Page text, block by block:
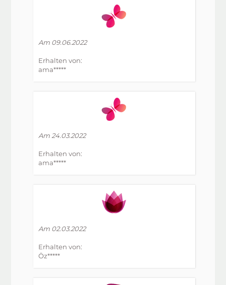
Am 09.06.2022
Erhalten von:
ama*****
Am 24.03.2022
Erhalten von:
ama*****
Am 02.03.2022
Erhalten von:
Öz*****